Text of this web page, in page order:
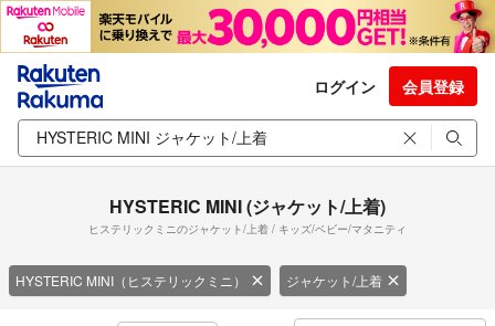
ログイン 会員登録
HYSTERIC MINI (ジャケット/上着)
ヒステリックミニのジャケット/上着 / キッズ/ベビー/マタニティ
HYSTERIC MINI（ヒステリックミニ） ジャケット/上着